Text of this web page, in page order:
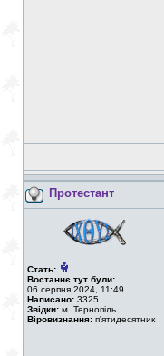
Протестант
Стать:
Востаннє тут були:
06 серпня 2024, 11:49
Написано: 3325
Звідки: м. Тернопіль
Віровизнання: п'ятидесятник